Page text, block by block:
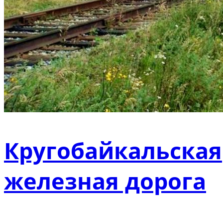
Кругобайкальская
железная дорога